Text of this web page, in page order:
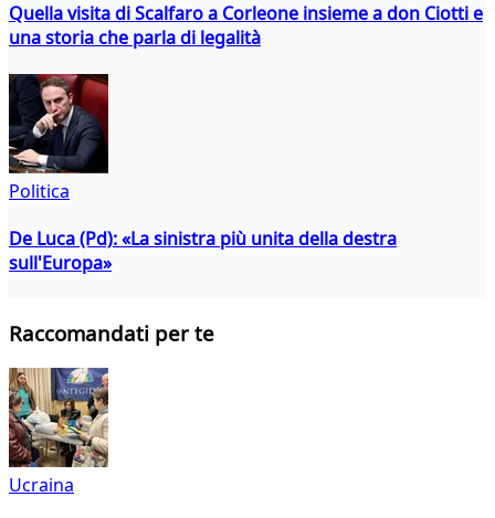
Quella visita di Scalfaro a Corleone insieme a don Ciotti e
una storia che parla di legalità
Politica
De Luca (Pd): «La sinistra più unita della destra
sull'Europa»
Raccomandati per te
Ucraina